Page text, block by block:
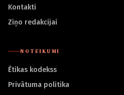
Kontakti
Ziņo redakcijai
NOTEIKUMI
Ētikas kodekss
Privātuma politika